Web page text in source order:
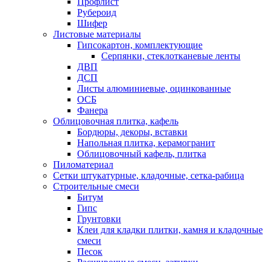
Рубероид
Шифер
Листовые материалы
Гипсокартон, комплектующие
Серпянки, стеклотканевые ленты
ДВП
ДСП
Листы алюминиевые, оцинкованные
ОСБ
Фанера
Облицовочная плитка, кафель
Бордюры, декоры, вставки
Напольная плитка, керамогранит
Облицовочный кафель, плитка
Пиломатериал
Сетки штукатурные, кладочные, сетка-рабица
Строительные смеси
Битум
Гипс
Грунтовки
Клеи для кладки плитки, камня и кладочные
смеси
Песок